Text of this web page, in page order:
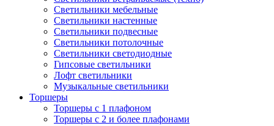
Светильники мебельные
Светильники настенные
Светильники подвесные
Светильники потолочные
Светильники светодиодные
Гипсовые светильники
Лофт светильники
Музыкальные светильники
Торшеры
Торшеры с 1 плафоном
Торшеры с 2 и более плафонами